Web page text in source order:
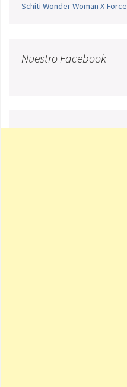
Schiti Wonder Woman X-Force
Nuestro Facebook